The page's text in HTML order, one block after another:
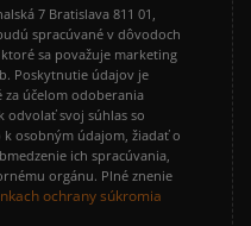
7 Bratislava 811 01,
spracúvané v dôvodoch
sa považuje marketing
Poskytnutie údajov je
účelom odoberania
odvolať svoj súhlas so
osobným údajom, žiadať o
ich spracúvania,
orgánu. Plné znenie
ochrany súkromia